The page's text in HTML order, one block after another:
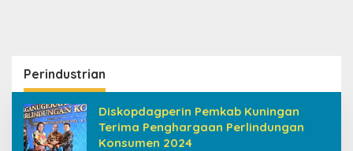
Perindustrian
Diskopdagperin Pemkab Kuningan
Terima Penghargaan Perlindungan
Konsumen 2024